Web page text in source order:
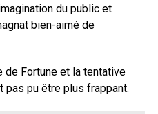
du public et
bien-aimé de
de Fortune et la tentative
pas pu être plus frappant.